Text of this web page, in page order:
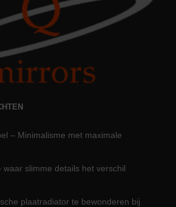
– Minimalisme met maximale
waar slimme details het verschil
plaatradiator te bewonderen bij